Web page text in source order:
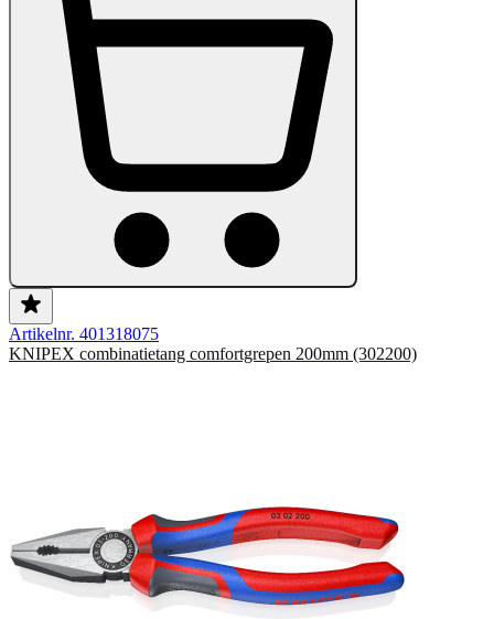
Artikelnr. 401318075
KNIPEX combinatietang comfortgrepen 200mm (302200)